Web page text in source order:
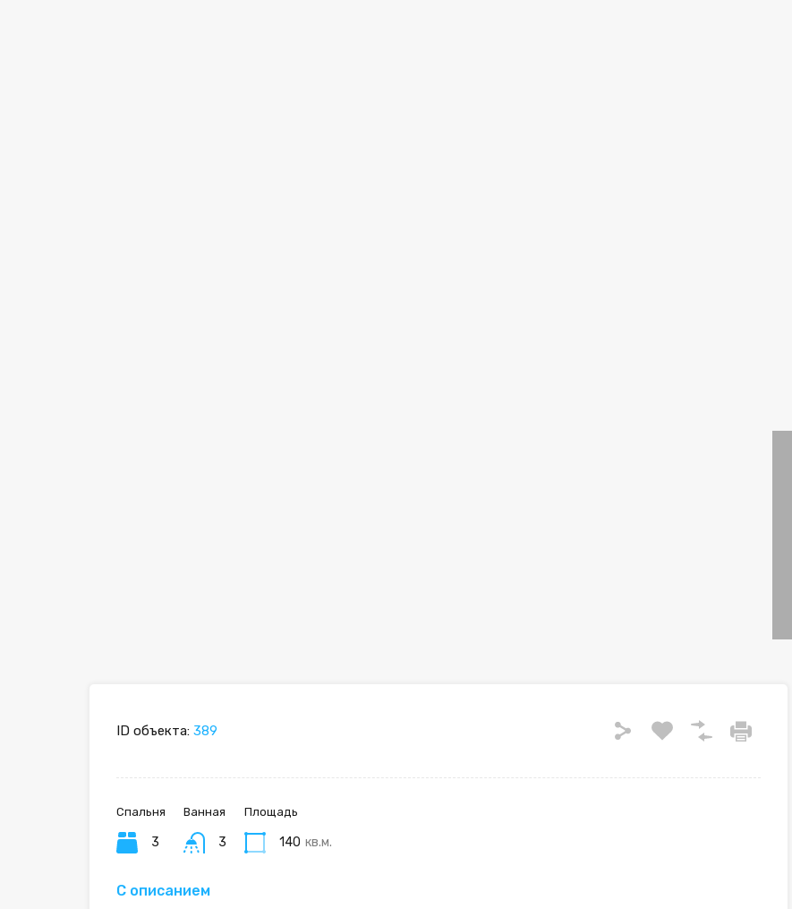
ID объекта: 389
Спальня
3
Ванная
3
Площадь
140 кв.м.
С описанием